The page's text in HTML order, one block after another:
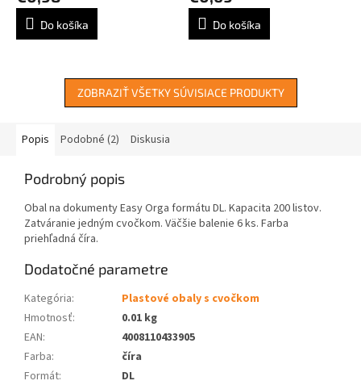
Do košíka Do košíka
ZOBRAZIŤ VŠETKY SÚVISIACE PRODUKTY
Popis Podobné (2) Diskusia
Podrobný popis
Obal na dokumenty Easy Orga formátu DL. Kapacita 200 listov.
Zatváranie jedným cvočkom. Väčšie balenie 6 ks. Farba
priehľadná číra.
Dodatočné parametre
Kategória:
Plastové obaly s cvočkom
Hmotnosť:
0.01 kg
EAN:
4008110433905
Farba:
číra
Formát:
DL